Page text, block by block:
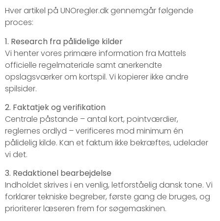
Hver artikel på UNOregler.dk gennemgår følgende
proces:
1. Research fra pålidelige kilder
Vi henter vores primære information fra Mattels
officielle regelmateriale samt anerkendte
opslagsværker om kortspil. Vi kopierer ikke andre
spilsider.
2. Faktatjek og verifikation
Centrale påstande – antal kort, pointværdier,
reglernes ordlyd – verificeres mod minimum én
pålidelig kilde. Kan et faktum ikke bekræftes, udelader
vi det.
3. Redaktionel bearbejdelse
Indholdet skrives i en venlig, letforståelig dansk tone. Vi
forklarer tekniske begreber, første gang de bruges, og
prioriterer læseren frem for søgemaskinen.